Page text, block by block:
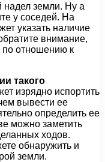
надел земли. Ну а
у соседей. На
указать наличие
внимание,
по отношению к
такого
изрядно испортить
вывести ее
определить ее
можно заметить
ходов.
обнаружить и
земли.